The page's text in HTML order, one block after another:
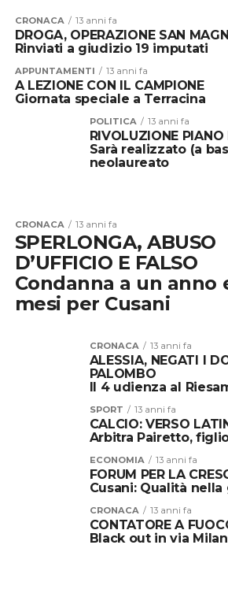
CRONACA 13 anni fa
DROGA, OPERAZIONE SAN
Rinviati a giudizio 19 imputati
APPUNTAMENTI 13 anni fa
A LEZIONE CON IL CAMPIONE
Giornata speciale a Terracina
POLITICA 13 anni fa
RIVOLUZIONE PIANO
Sarà realizzato (a
neolaureato
CRONACA 13 anni fa
SPERLONGA, ABUSO
D’UFFICIO E FALSO
Condanna a un anno
mesi per Cusani
CRONACA 13 anni fa
ALESSIA, NEGATI I
PALOMBO
Il 4 udienza al
SPORT 13 anni fa
CALCIO: VERSO
Arbitra Pairetto,
ECONOMIA 13 anni fa
FORUM PER LA
Cusani: Qualità
CRONACA 13 anni fa
CONTATORE A
Black out in via